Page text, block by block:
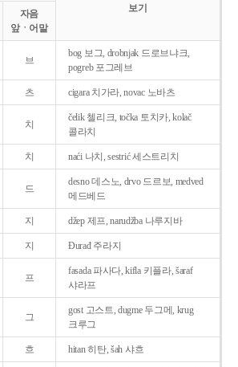
보기
자음
앞ㆍ어말
브
bog 보그, drobnjak 드로브냐크,
pogreb 포그레브
츠 cigara 치가라, novac 노바츠
치
čelik 첼리크, točka 토치카, kolač
콜라치
치 naći 나치, sestrić 세스트리치
드
desno 데스노, drvo 드르보, medved
메드베드
지 džep 제프, narudžba 나루지바
지 Ðurađ 주라지
프
fasada 파사다, kifla 키플라, šaraf
샤라프
그
gost 고스트, dugme 두그메, krug
크루그
흐 hitan 히탄, šah 샤흐